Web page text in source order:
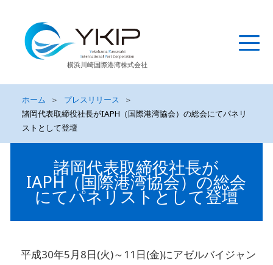
横浜川崎国際港湾株式会社
ホーム ＞ プレスリリース
＞
諸岡代表取締役社長がIAPH（国際港湾協会）の総会にてパネリ
ストとして登壇
諸岡代表取締役社長が
IAPH（国際港湾協会）の総会
にてパネリストとして登壇
平成30年5月8日(火)～11日(金)にアゼルバイジャン